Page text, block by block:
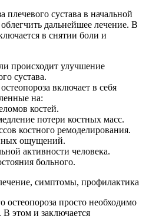
сустава в начальной
дальнейшее лечение. В
в снятии боли и
происходит улучшение
сустава.
включает в себя
на:
костей.
потери костных масс.
костного ремоделирования.
ощущений.
активности человека.
больного.
просто необходимо
В этом и заключается